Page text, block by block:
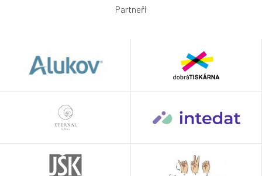
Partneři